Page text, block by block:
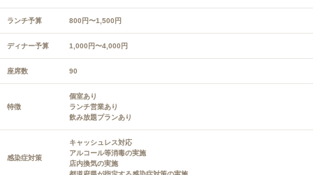
ランチ予算 800円〜1,500円
ディナー予算 1,000円〜4,000円
座席数 90
特徴
個室あり
ランチ営業あり
飲み放題プランあり
感染症対策
キャッシュレス対応
アルコール等消毒の実施
店内換気の実施